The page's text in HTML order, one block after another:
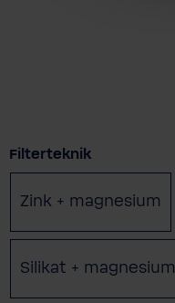
Välj
Filterteknik
Zink + magnesium
Silikat + magnesium